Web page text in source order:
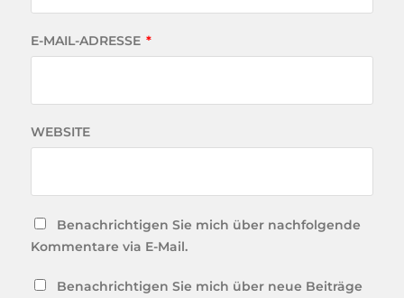
E-MAIL-ADRESSE *
WEBSITE
Benachrichtigen Sie mich über nachfolgende
Kommentare via E-Mail.
Benachrichtigen Sie mich über neue Beiträge